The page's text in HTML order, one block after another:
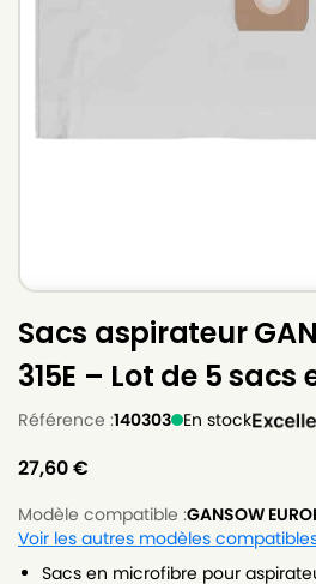
Sacs aspirateur
315E – Lot de 5
Référence :140303 En stock
27,60€
Modèle compatible :GANSOW
Voir les autres modèles
Sacs en microfibre pour